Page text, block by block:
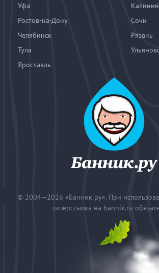
Уфа
Ростов-на-Дону
Сочи
Челябинск
Рязань
Тула
Ярославль
© 2004—2026 «Банник.ру». При
гиперссылка на bannik.ru